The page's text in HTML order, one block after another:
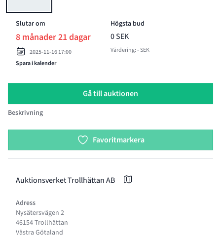
Slutar om
8 månader 21 dagar
2025-11-16 17:00
Spara i kalender
Högsta bud
0 SEK
Värdering: - SEK
Gå till auktionen
Beskrivning
Favoritmarkera
Auktionsverket Trollhättan AB
Adress
Nysätersvägen 2
46154 Trollhättan
Västra Götaland